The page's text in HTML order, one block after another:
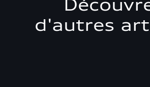
d'autres